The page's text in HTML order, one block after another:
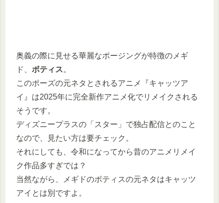
奥義の際に見せる華麗なポージングが特徴のメギ
ド、 ボティス。
このポーズの元ネタとされるアニメ『キャッツア
イ』は2025年に完全新作アニメ化でリメイクされる
そうです。
ディズニープラスの「スター」で独占配信とのこと
なので、見たい方は要チェック。
それにしても、令和になってから昔のアニメリメイ
ク作品多すぎでは？
当然ながら、メギドのボティスの元ネタはキャッツ
アイとは別ですよ。